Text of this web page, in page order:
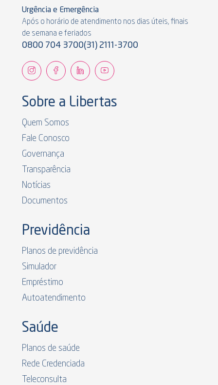
Urgência e Emergência
Após o horário de atendimento nos dias úteis, finais
de semana e feriados
0800 704 3700(31) 2111-3700
Sobre a Libertas
Quem Somos
Fale Conosco
Governança
Transparência
Notícias
Documentos
Previdência
Planos de previdência
Simulador
Empréstimo
Autoatendimento
Saúde
Planos de saúde
Rede Credenciada
Teleconsulta